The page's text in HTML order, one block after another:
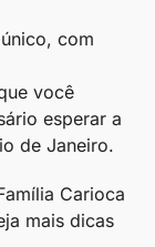
com
você
esperar a
de Janeiro.
Carioca
mais dicas